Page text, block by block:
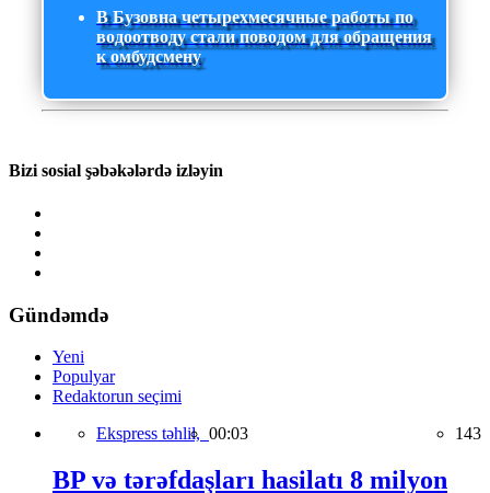
В Бузовна четырехмесячные работы по
водоотводу стали поводом для обращения
к омбудсмену
Bizi sosial şəbəkələrdə izləyin
Gündəmdə
Yeni
Populyar
Redaktorun seçimi
Ekspress təhlil, 00:03 143
BP və tərəfdaşları hasilatı 8 milyon